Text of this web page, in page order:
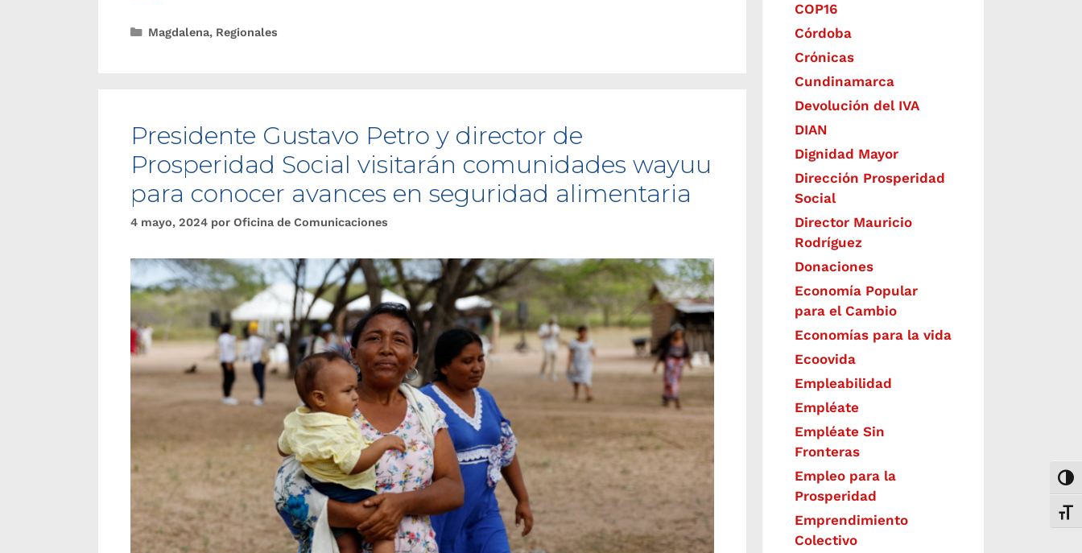
Magdalena, Regionales
Presidente Gustavo Petro y director de
Prosperidad Social visitarán comunidades wayuu
para conocer avances en seguridad alimentaria
4 mayo, 2024 por Oficina de Comunicaciones
COP16
Córdoba
Crónicas
Cundinamarca
Devolución del IVA
DIAN
Dignidad Mayor
Dirección Prosperidad
Social
Director Mauricio
Rodríguez
Donaciones
Economía Popular
para el Cambio
Economías para la vida
Ecoovida
Empleabilidad
Empléate
Empléate Sin
Fronteras
Empleo para la
Prosperidad
Emprendimiento
Colectivo